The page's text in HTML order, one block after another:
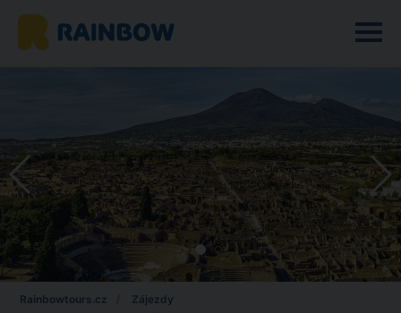
Rainbowtours.cz
Zájezdy